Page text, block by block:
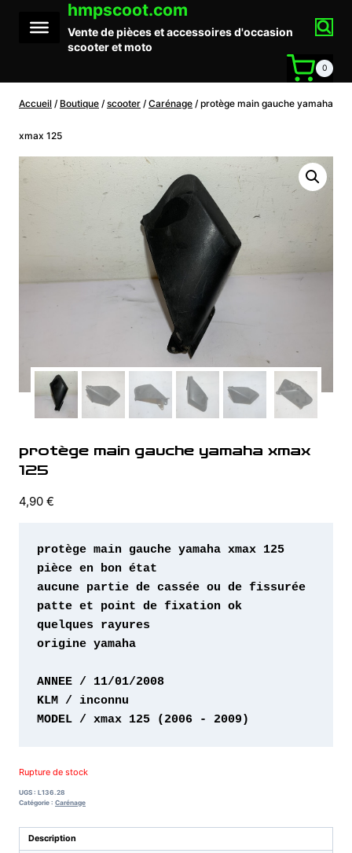
contenu
hmpscoot.com
Vente de pièces et accessoires d'occasion
scooter et moto
0
Accueil / Boutique / scooter / Carénage / protège main gauche yamaha
xmax 125
protège main gauche yamaha xmax
125
4,90 €
origine yamaha
ANNEE / 11/01/2008
MODEL / xmax 125 (2006 - 2009)
Rupture de stock
UGS : L136.28
Catégorie : Carénage
Description